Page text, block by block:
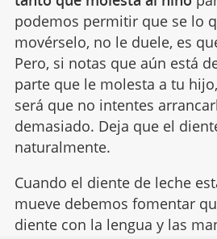
podemos permitir que se lo
movérselo, no le duele, es
Pero, si notas que aún está
parte que le molesta a tu
será que no intentes
demasiado. Deja que el
naturalmente.
Cuando el diente de leche
mueve debemos fomentar
diente con la lengua y las